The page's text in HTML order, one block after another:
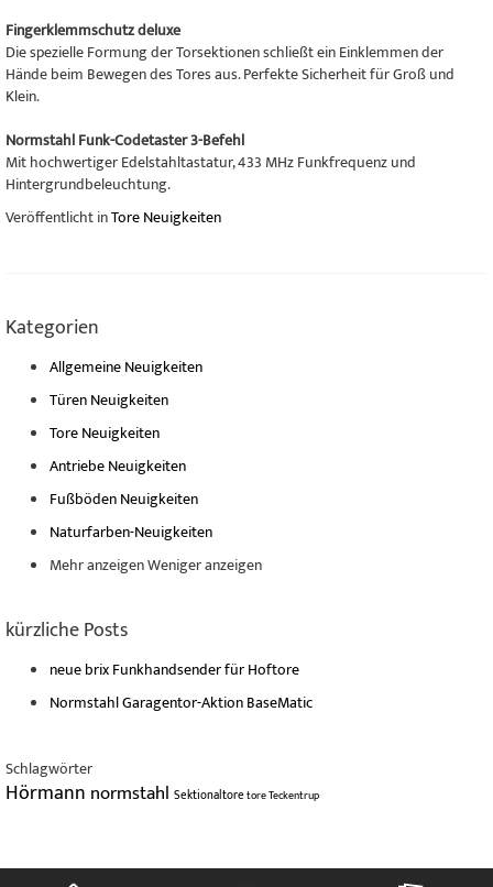
Fingerklemmschutz deluxe
Die spezielle Formung der Torsektionen schließt ein Einklemmen der
Hände beim Bewegen des Tores aus. Perfekte Sicherheit für Groß und
Klein.
Normstahl Funk-Codetaster 3-Befehl
Mit hochwertiger Edelstahltastatur, 433 MHz Funkfrequenz und
Hintergrundbeleuchtung.
Veröffentlicht inTore Neuigkeiten
Kategorien
Allgemeine Neuigkeiten
Türen Neuigkeiten
Tore Neuigkeiten
Antriebe Neuigkeiten
Fußböden Neuigkeiten
Naturfarben-Neuigkeiten
Mehr anzeigenWeniger anzeigen
kürzliche Posts
neue brix Funkhandsender für Hoftore
Normstahl Garagentor-Aktion BaseMatic
Schlagwörter
Hörmann normstahl SektionaltoretoreTeckentrup